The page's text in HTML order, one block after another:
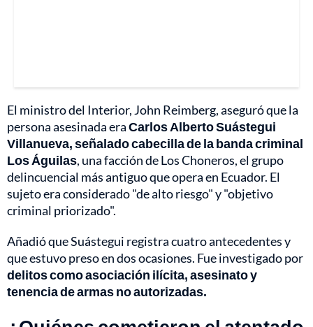
El ministro del Interior, John Reimberg, aseguró que la
persona asesinada eraCarlos Alberto Suástegui
Villanueva, señalado cabecilla de la banda criminal
Los Águilas, una facción de Los Choneros, el grupo
delincuencial más antiguo que opera en Ecuador. El
sujeto era considerado "de alto riesgo" y "objetivo
criminal priorizado".
Añadió que Suástegui registra cuatro antecedentes y
que estuvo preso en dos ocasiones. Fue investigado por
delitos como asociación ilícita, asesinato y
tenencia de armas no autorizadas.